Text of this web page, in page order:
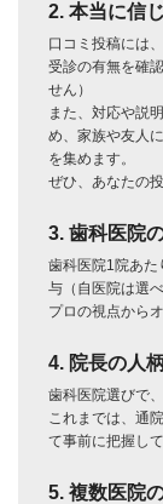
2. 本当に信
口コミ投稿には
受診の有無を確
せん）
また、対応や説
め、家族や友人
を集めます。
ぜひ、あなたの
3. 歯科医院
歯科医院1院あた
与（自医院は選べ
プロの視点から
4. 院長の人
歯科医院選びで
これまでは、通
て事前に把握し
5. 複数医院